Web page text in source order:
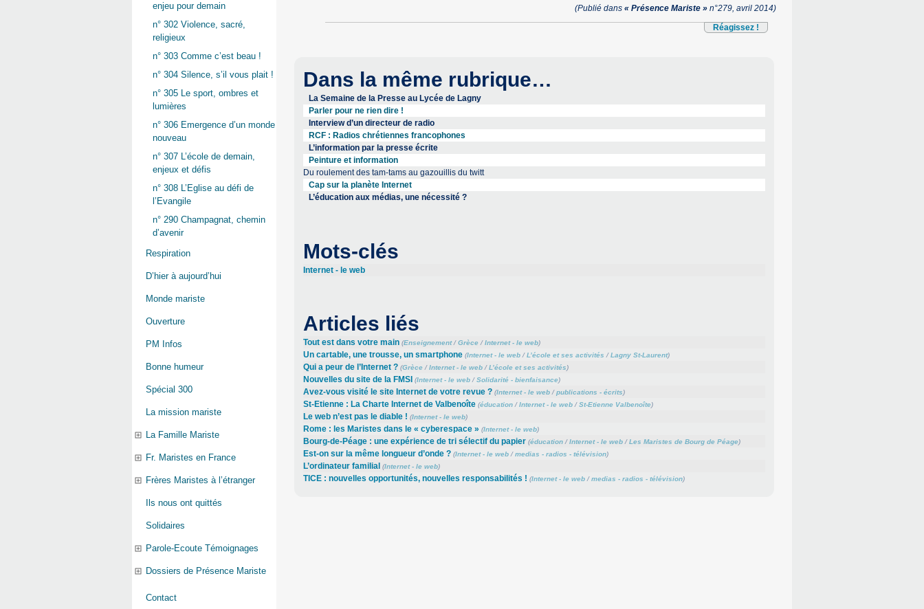
(Publié dans« Présence Mariste » n°279, avril 2014)
Réagissez !
Dans la même rubrique…
La Semaine de la Presse au Lycée de Lagny
Parler pour ne rien dire !
Interview d’un directeur de radio
RCF : Radios chrétiennes francophones
L’information par la presse écrite
Peinture et information
Du roulement des tam-tams au gazouillis du twitt
Cap sur la planète Internet
L’éducation aux médias, une nécessité ?
Mots-clés
Internet - le web
Articles liés
Tout est dans votre main (Enseignement/Grèce/Internet - le web)
Un cartable, une trousse, un smartphone (Internet - le web/L’école et ses activités /Lagny St-Laurent)
Qui a peur de l’Internet ? (Grèce/Internet - le web/L’école et ses activités)
Nouvelles du site de la FMSI (Internet - le web/Solidarité - bienfaisance)
Avez-vous visité le site Internet de votre revue ? (Internet - le web/publications - écrits)
St-Etienne : La Charte Internet de Valbenoîte (éducation/Internet - le web/St-Etienne Valbenoîte)
Le web n’est pas le diable ! (Internet - le web)
Rome : les Maristes dans le « cyberespace » (Internet - le web)
Bourg-de-Péage : une expérience de tri sélectif du papier (éducation/Internet - le web/Les Maristes de Bourg de Péage)
Est-on sur la même longueur d’onde ? (Internet - le web/medias - radios - télévision)
L’ordinateur familial (Internet - le web)
TICE : nouvelles opportunités, nouvelles responsabilités ! (Internet - le web/medias - radios - télévision)
enjeu pour demain
n° 302 Violence, sacré,
religieux
n° 303 Comme c’est beau !
n° 304 Silence, s’il vous plait !
n° 305 Le sport, ombres et
lumières
n° 306 Emergence d’un monde
nouveau
n° 307 L’école de demain,
enjeux et défis
n° 308 L’Eglise au défi de
l’Evangile
n° 290 Champagnat, chemin
d’avenir
Respiration
D’hier à aujourd’hui
Monde mariste
Ouverture
PM Infos
Bonne humeur
Spécial 300
La mission mariste
La Famille Mariste
Fr. Maristes en France
Frères Maristes à l’étranger
Ils nous ont quittés
Solidaires
Parole-Ecoute Témoignages
Dossiers de Présence Mariste
Contact